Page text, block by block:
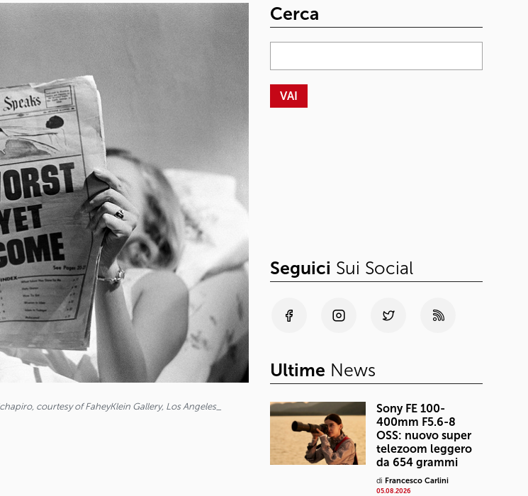
courtesy of FaheyKlein Gallery, Los Angeles_
Cerca
Seguici Sui Social
Ultime News
Sony FE 100-
400mm F5.6-8
OSS: nuovo super
telezoom leggero
da 654 grammi
di Francesco Carlini
05.08.2026